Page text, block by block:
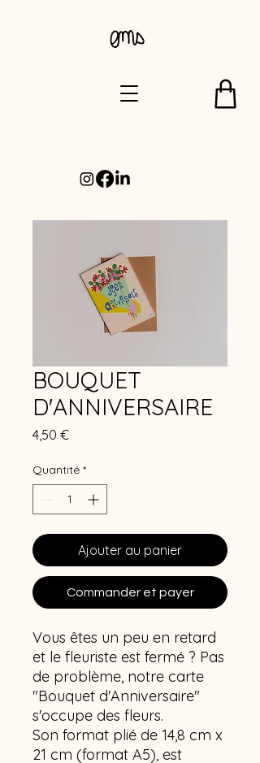
BOUQUET
D'ANNIVERSAIRE
4,50 €Prix
Quantité *
Ajouter au panier
Commander et payer
Vous êtes un peu en retard
et le fleuriste est fermé ? Pas
de problème, notre carte
"Bouquet d'Anniversaire"
s'occupe des fleurs.
Son format plié de 14,8 cm x
21 cm (format A5), est